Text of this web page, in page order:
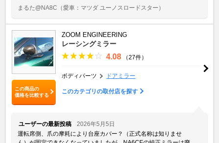
まるた@NA8C （愛車：マツダ ユーノスロードスター）
この商品の
価格を比較する
ZOOM ENGINEERING
レーシングミラー
4.08 （27件）
ボディパーツ ドアミラー
このカテゴリの取付店を探す
ユーザーの最新投稿
2026年5月5日
運転席側、爪の摩耗により台座カバー？（正式名称は知りませ